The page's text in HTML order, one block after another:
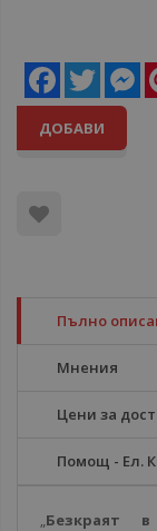
Facebook
Twitter
ДОБАВИ
Пълно
Мнения
Цени за
Помощ - Ел.
„Безкраят